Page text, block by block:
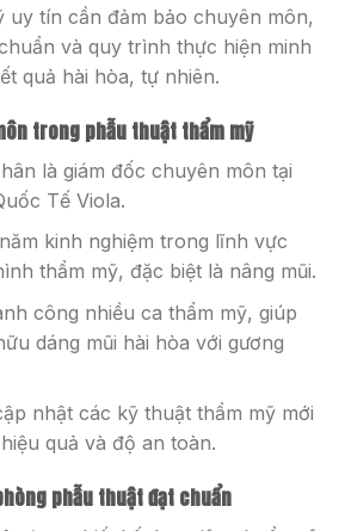
uy tín cần đảm bảo chuyên môn,
và quy trình thực hiện minh
quả hài hòa, tự nhiên.
trong phẫu thuật thẩm mỹ
là giám đốc chuyên môn tại
Tế Viola.
kinh nghiệm trong lĩnh vực
thẩm mỹ, đặc biệt là nâng mũi.
công nhiều ca thẩm mỹ, giúp
dáng mũi hài hòa với gương
nhật các kỹ thuật thẩm mỹ mới
quả và độ an toàn.
phẫu thuật đạt chuẩn